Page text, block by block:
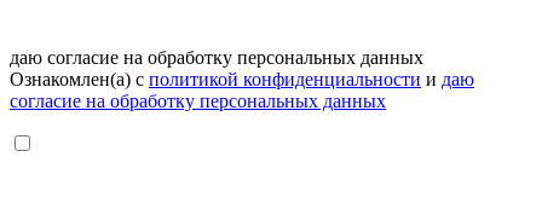
даю согласие на обработку персональных данных
Ознакомлен(а) с политикой конфиденциальности и даю
согласие на обработку персональных данных